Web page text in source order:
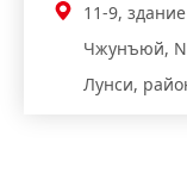
11-9,
Чжунъюй,
Лунси,